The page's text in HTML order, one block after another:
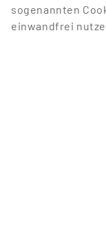
FÜR
sogenannten
einwandfrei